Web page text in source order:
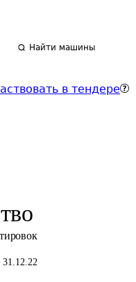
Найти машины
в тендере
31.12.22